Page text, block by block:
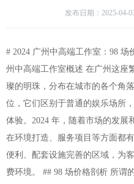
发布日期：2025-04-
# 2024 广州中高端工作室：98
州中高端工作室概述 在广州这座
璨的明珠，分布在城市的各个角
位，它们区别于普通的娱乐场所
体验。2024 年，随着市场的发展
在环境打造、服务项目等方面都
便利、配套设施完善的区域，为
费环境。 ## 98 场价格剖析 所谓